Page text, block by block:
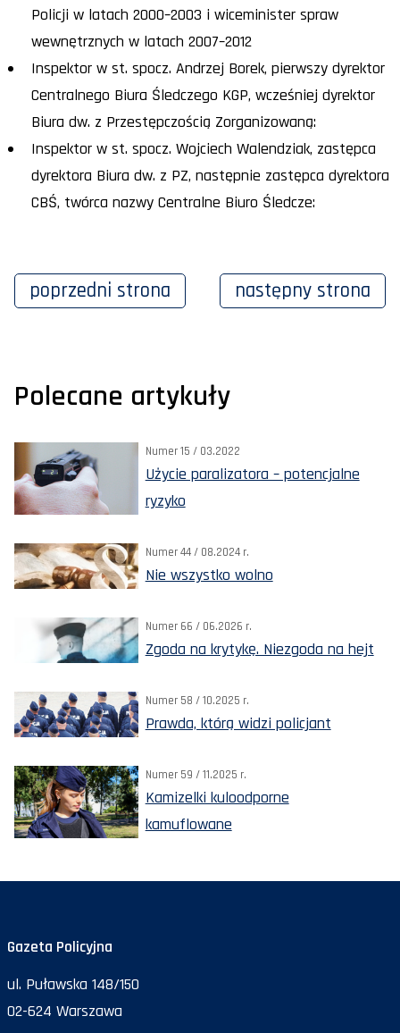
Policji w latach 2000–2003 i wiceminister spraw
wewnętrznych w latach 2007–2012
Inspektor w st. spocz. Andrzej Borek, pierwszy dyrektor
Centralnego Biura Śledczego KGP, wcześniej dyrektor
Biura dw. z Przestępczością Zorganizowaną:
Inspektor w st. spocz. Wojciech Walendziak, zastępca
dyrektora Biura dw. z PZ, następnie zastępca dyrektora
CBŚ, twórca nazwy Centralne Biuro Śledcze:
poprzedni strona następny strona
Polecane artykuły
Numer 15 / 03.2022
Użycie paralizatora – potencjalne
ryzyko
Numer 44 / 08.2024 r.
Nie wszystko wolno
Numer 66 / 06.2026 r.
Zgoda na krytykę. Niezgoda na hejt
Numer 58 / 10.2025 r.
Prawda, którą widzi policjant
Numer 59 / 11.2025 r.
Kamizelki kuloodporne
kamuflowane
Gazeta Policyjna
ul. Puławska 148/150
02-624 Warszawa